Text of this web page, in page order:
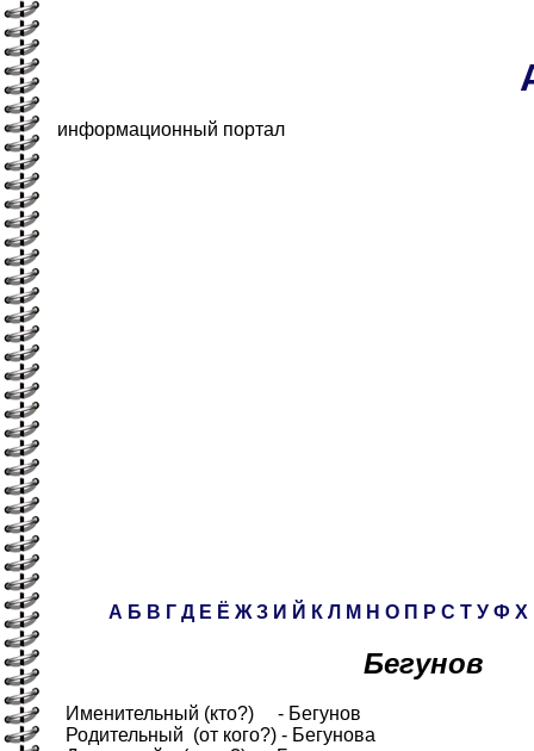
информационный портал
А Б В Г Д Е Ё Ж З И Й К Л М Н О П Р С Т У Ф Х
Бегунов
Именительный (кто?) - Бегунов
Родительный (от кого?) - Бегунова